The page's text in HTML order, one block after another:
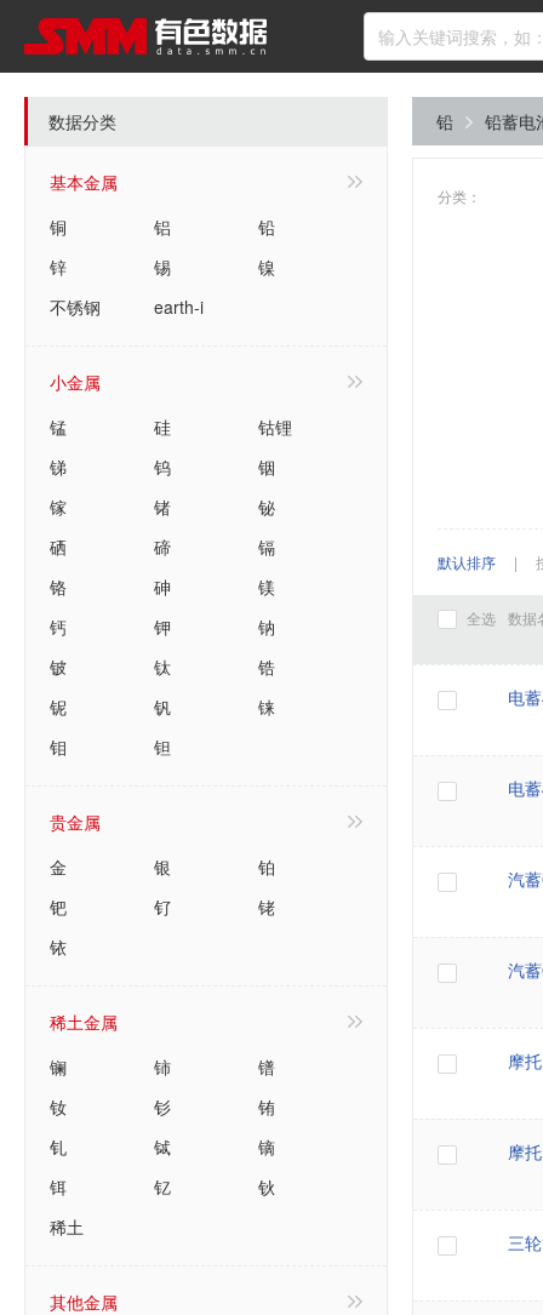
数据分类
基本金属
铜
铝
铅
锌
锡
镍
不锈钢
earth-i
小金属
锰
硅
钴锂
锑
钨
铟
镓
锗
铋
硒
碲
镉
铬
砷
镁
钙
钾
钠
铍
钛
锆
铌
钒
铼
钼
钽
贵金属
金
银
铂
钯
钌
铑
铱
稀土金属
镧
铈
镨
钕
钐
铕
钆
铽
镝
铒
钇
钬
稀土
其他金属
铅 铅蓄电
分类：
默认排序 |
全选 数据
电
电
汽
汽
摩
摩
三